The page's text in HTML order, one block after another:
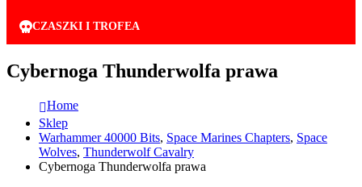
CZASZKI I TROFEA
Cybernoga Thunderwolfa prawa
Home
Sklep
Warhammer 40000 Bits, Space Marines Chapters, Space
Wolves, Thunderwolf Cavalry
Cybernoga Thunderwolfa prawa